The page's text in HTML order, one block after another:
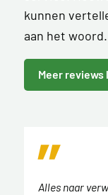
kunnen
aan het woord.
Meer reviews
Alles naar